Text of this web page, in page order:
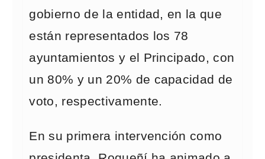
gobierno de la entidad, en la que
están representados los 78
ayuntamientos y el Principado, con
un 80% y un 20% de capacidad de
voto, respectivamente.
En su primera intervención como